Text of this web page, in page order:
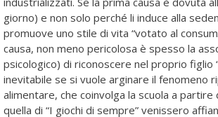
giorno) e non solo perché li induce alla
promuove uno stile di vita “votato al
causa, non meno pericolosa è spesso la
psicologico) di riconoscere nel proprio figlio
inevitabile se si vuole arginare il fenomeno
alimentare, che coinvolga la scuola a
quella di “I giochi di sempre” venissero